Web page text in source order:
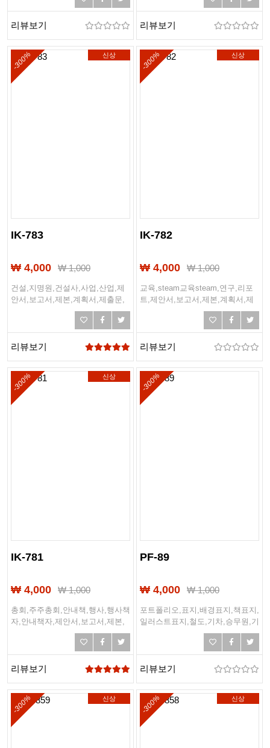
리뷰보기 리뷰보기
신상
-300%
IK-783
₩ 4,000 ₩1,000
건설,지명원,건설사,사업,산업,제
안서,보고서,제본,계획서,제출문,
표지디자인,사업계획서,디자인책,
리뷰보기
신상
-300%
IK-782
₩ 4,000 ₩1,000
교육,steam교육steam,연구,리포
트,제안서,보고서,제본,계획서,제
출문,표지디자인,사업계획서,디자
리뷰보기
신상
-300%
IK-781
₩ 4,000 ₩1,000
총회,주주총회,안내책,행사,행사책
자,안내책자,제안서,보고서,제본,
계획서,제출문,표지디자인,사업계
획서,디자인책,디자인표지
리뷰보기
-300%
PF-89
₩ 4,000 ₩1,000
포트폴리오,표지,배경표지,책표지,
일러스트표지,철도,기차,승무원,기
관사,철도승무원,철도학과
리뷰보기
신상
-300% 신상
-300%